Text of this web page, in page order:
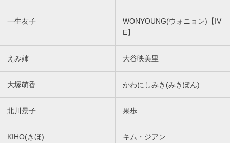
一生友子
WONYOUNG(ウォニョン)【IV
E】
えみ姉 大谷映美里
大塚萌香 かわにしみき(みきぽん)
北川景子 果歩
KIHO(きほ) キム・ジアン